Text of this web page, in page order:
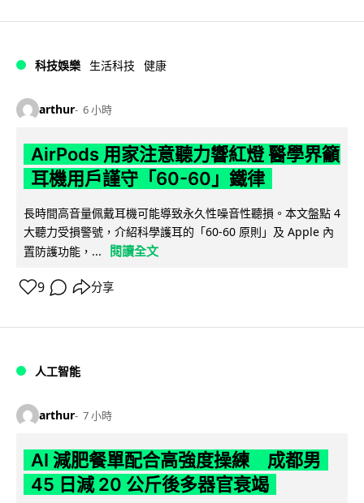
科技娛樂 生活科技 健康
arthur 6 小時
AirPods 用家注意聽力響紅燈 醫學界籲
耳機用戶謹守「60-60」鐵律
長時間高音量佩戴耳機可能導致永久性噪音性聽損。本文盤點 4
大聽力受損警號，介紹科學護耳的「60-60 原則」及 Apple 內
置防護功能，...
閱讀全文
9 分享
人工智能
arthur 7 小時
AI 減肥餐單配合高強度操練 成都男
45 日減 20 公斤後多器官衰竭